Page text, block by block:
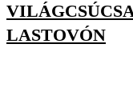
LASTOVÓN